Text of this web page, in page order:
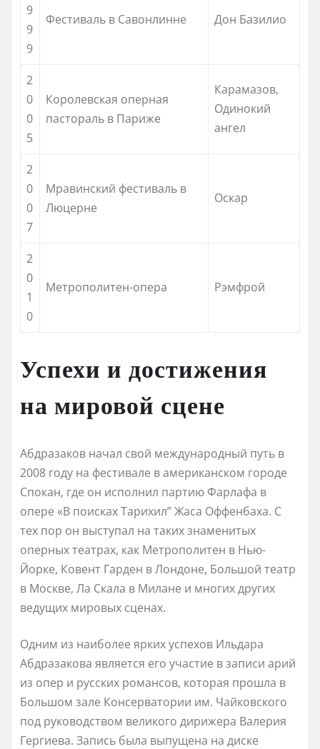
9
9
9
Фестиваль в Савонлинне Дон Базилио
2
0
0
5
Королевская оперная
пастораль в Париже
Карамазов,
Одинокий
ангел
2
0
0
7
Мравинский фестиваль в
Люцерне
Оскар
2
0
1
0
Метрополитен-опера Рэмфрой
Успехи и достижения
на мировой сцене
Абдразаков начал свой международный путь в
2008 году на фестивале в американском городе
Спокан, где он исполнил партию Фарлaфa в
опере «В поисках Тaрихил” Жacа Оффенбахa. С
тех пор он выступал на таких знаменитых
оперных театрах, как Метрополитен в Нью-
Йорке, Ковент Гарден в Лондоне, Большой театр
в Москве, Ла Скала в Милане и многих других
ведущих мировых сценах.
Одним из наиболее ярких успехов Ильдара
Абдразакова является его участие в записи арий
из опер и русских романсов, которая прошла в
Большом зале Консерватории им. Чайковского
под руководством великого дирижера Валерия
Гергиева. Запись была выпущена на диске